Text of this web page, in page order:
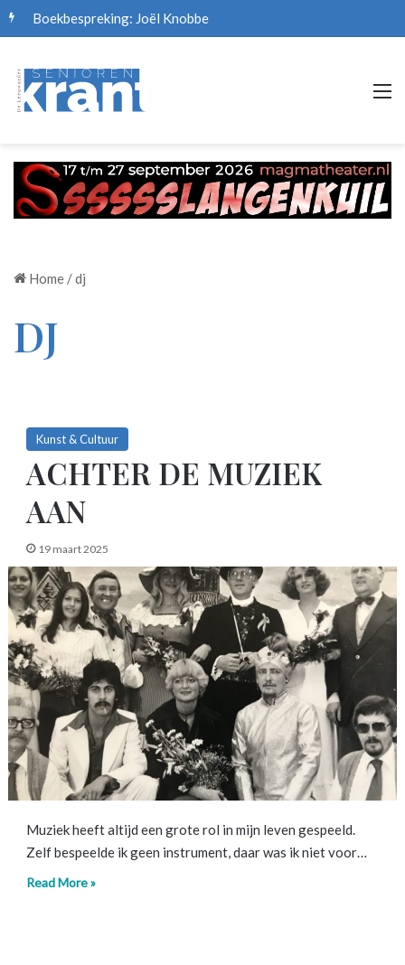
Boekbespreking: Joël Knobbe
Home /dj
DJ
Kunst & Cultuur
ACHTER DE MUZIEK
AAN
19 maart 2025
Muziek heeft altijd een grote rol in mijn leven gespeeld.
Zelf bespeelde ik geen instrument, daar was ik niet voor…
Read More »